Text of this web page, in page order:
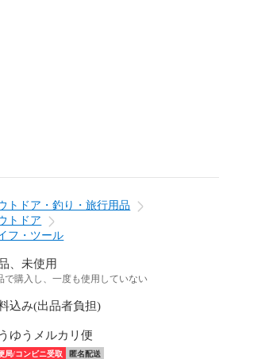
トドア・釣り・旅行用品
トドア
フ・ツール
、未使用
で購入し、一度も使用していない
込み(出品者負担)
ゆうメルカリ便
局/コンビニ受取 匿名配送